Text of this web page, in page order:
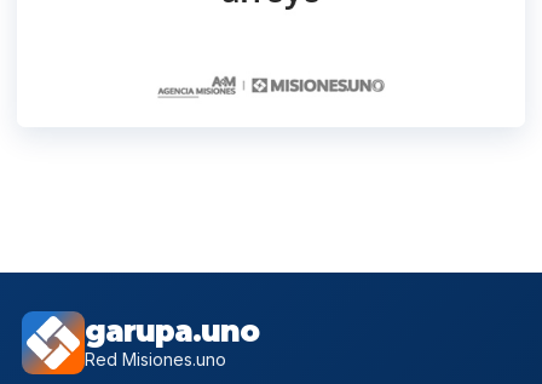
garupa.uno
Red Misiones.uno